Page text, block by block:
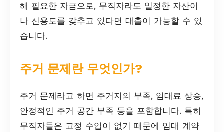
해 필요한 자금으로, 무직자라도 일정한 자산이
나 신용도를 갖추고 있다면 대출이 가능할 수 있
습니다.
주거 문제란 무엇인가?
주거 문제라고 하면 주거지의 부족, 임대료 상승,
안정적인 주거 공간 부족 등을 포함합니다. 특히
무직자들은 고정 수입이 없기 때문에 임대 계약